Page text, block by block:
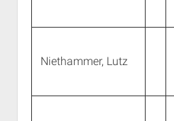
Niethammer, Lutz